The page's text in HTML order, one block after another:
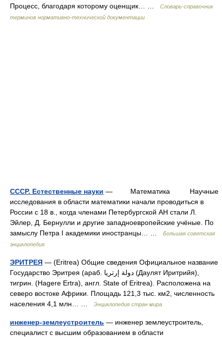
Процесс, благодаря которому оценщик… …
Словарь-справочник
терминов нормативно-технической документации
СССР. Естественные науки — Математика Научные
исследования в области математики начали проводиться в
России с 18 в., когда членами Петербургской АН стали Л.
Эйлер, Д. Бернулли и другие западноевропейские учёные. По
замыслу Петра I академики иностранцы… …
Большая советская
энциклопедия
ЭРИТРЕЯ — (Eritrea) Общие сведения Официальное название
Государство Эритрея (араб. دولة إرتريا (Даулят Иритрийя),
тигрин. (Hagere Ertra), англ. State of Eritrea). Расположена на
северо востоке Африки. Площадь 121,3 тыс. км2, численность
населения 4,1 млн… …
Энциклопедия стран мира
инженер-землеустроитель — инженер землеустроитель,
специалист с высшим образованием в области